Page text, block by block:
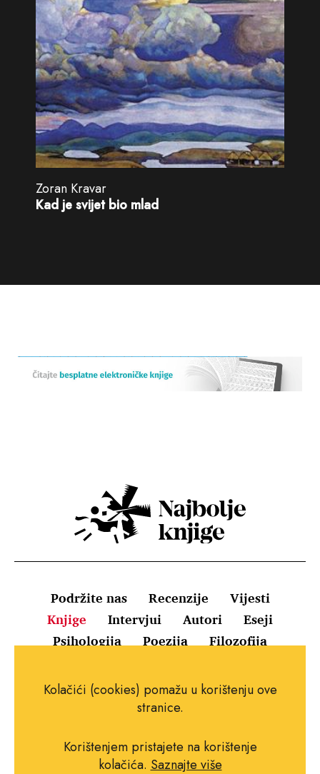
Zoran Kravar
Kad je svijet bio mlad
Podržite nas Recenzije
Vijesti
Knjige
Intervjui Autori
Eseji
Psihologija
Poezija Filozofija
Uvjeti korištenja
Pravila o kolačićima
Impressum
Kolačići (cookies) pomažu u korištenju ove
stranice.
Korištenjem pristajete na korištenje
kolačića. Saznajte više